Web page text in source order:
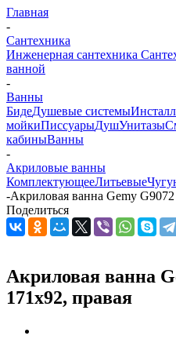
Главная
-
Сантехника
Инженерная сантехника
ванной
-
Ванны
БидеДушевые системы
мойкиПиссуарыДушУнитазы
кабиныВанны
-
Акриловые ванны
КомплектующееЛитьевые
-Акриловая ванна Gemy
Поделиться
Акриловая ванна
171х92, правая